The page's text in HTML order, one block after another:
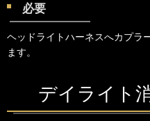
必要
ヘッドライトハーネスへカプラ
ます。
デイライト